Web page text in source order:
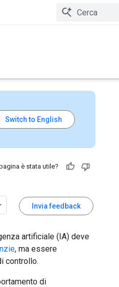
è stata utile?
Invia feedback
artificiale (IA) deve
, ma essere
controllo.
di